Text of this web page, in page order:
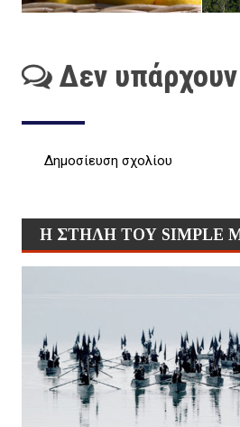
Δεν υπάρχουν
Δημοσίευση σχολίου
Η ΣΤΗΛΗ ΤΟΥ SIMPLE